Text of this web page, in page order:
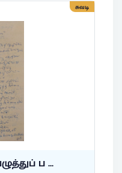
சுவடி
ப ...